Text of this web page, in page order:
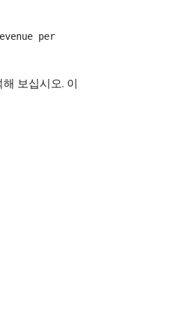
per
보십시오. 이